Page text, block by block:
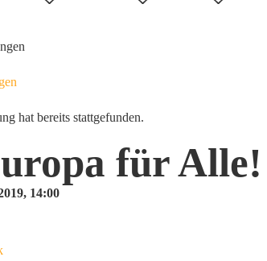
hat bereits stattgefunden.
für Alle!
14:00